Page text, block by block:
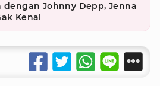
dengan Johnny Depp, Jenna
Kenal